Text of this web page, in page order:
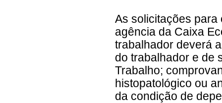
As solicitações para
agência da Caixa
trabalhador deverá
do trabalhador e de
Trabalho;
histopatológico ou
da condição de